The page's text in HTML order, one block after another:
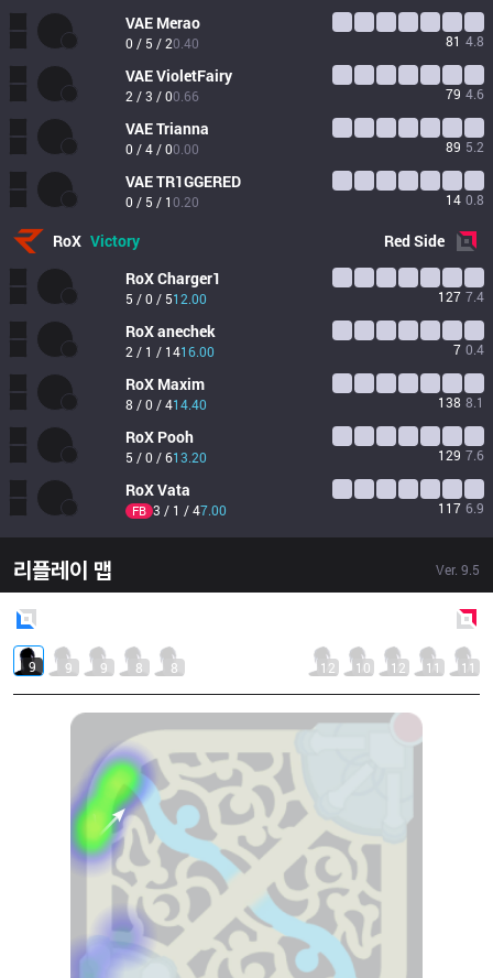
VAE Merao
0 / 5 / 20.40 81 4.8
VAEVioletFairy
2 / 3 / 00.66 79 4.6
VAETrianna
0 / 4 / 00.00 89 5.2
VAETR1GGERED
0 / 5 / 10.20 14 0.8
RoX Victory RedSide
RoXCharger1
5 / 0 / 512.00 127 7.4
RoXanechek
2 / 1 / 1416.00 7 0.4
RoX Maxim
8 / 0 / 414.40 138 8.1
RoX Pooh
5 / 0 / 613.20 129 7.6
RoXVata
FB 3 / 1 / 47.00 117 6.9
리플레이 맵 Ver. 9.5
9 9 9 8 8 12 10 12 11 11